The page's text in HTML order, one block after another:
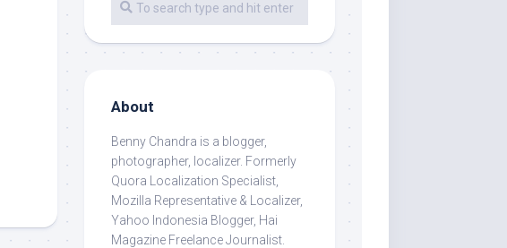
About
Benny Chandra is a blogger,
photographer, localizer. Formerly
Quora Localization Specialist,
Mozilla Representative & Localizer,
Yahoo Indonesia Blogger, Hai
Magazine Freelance Journalist.